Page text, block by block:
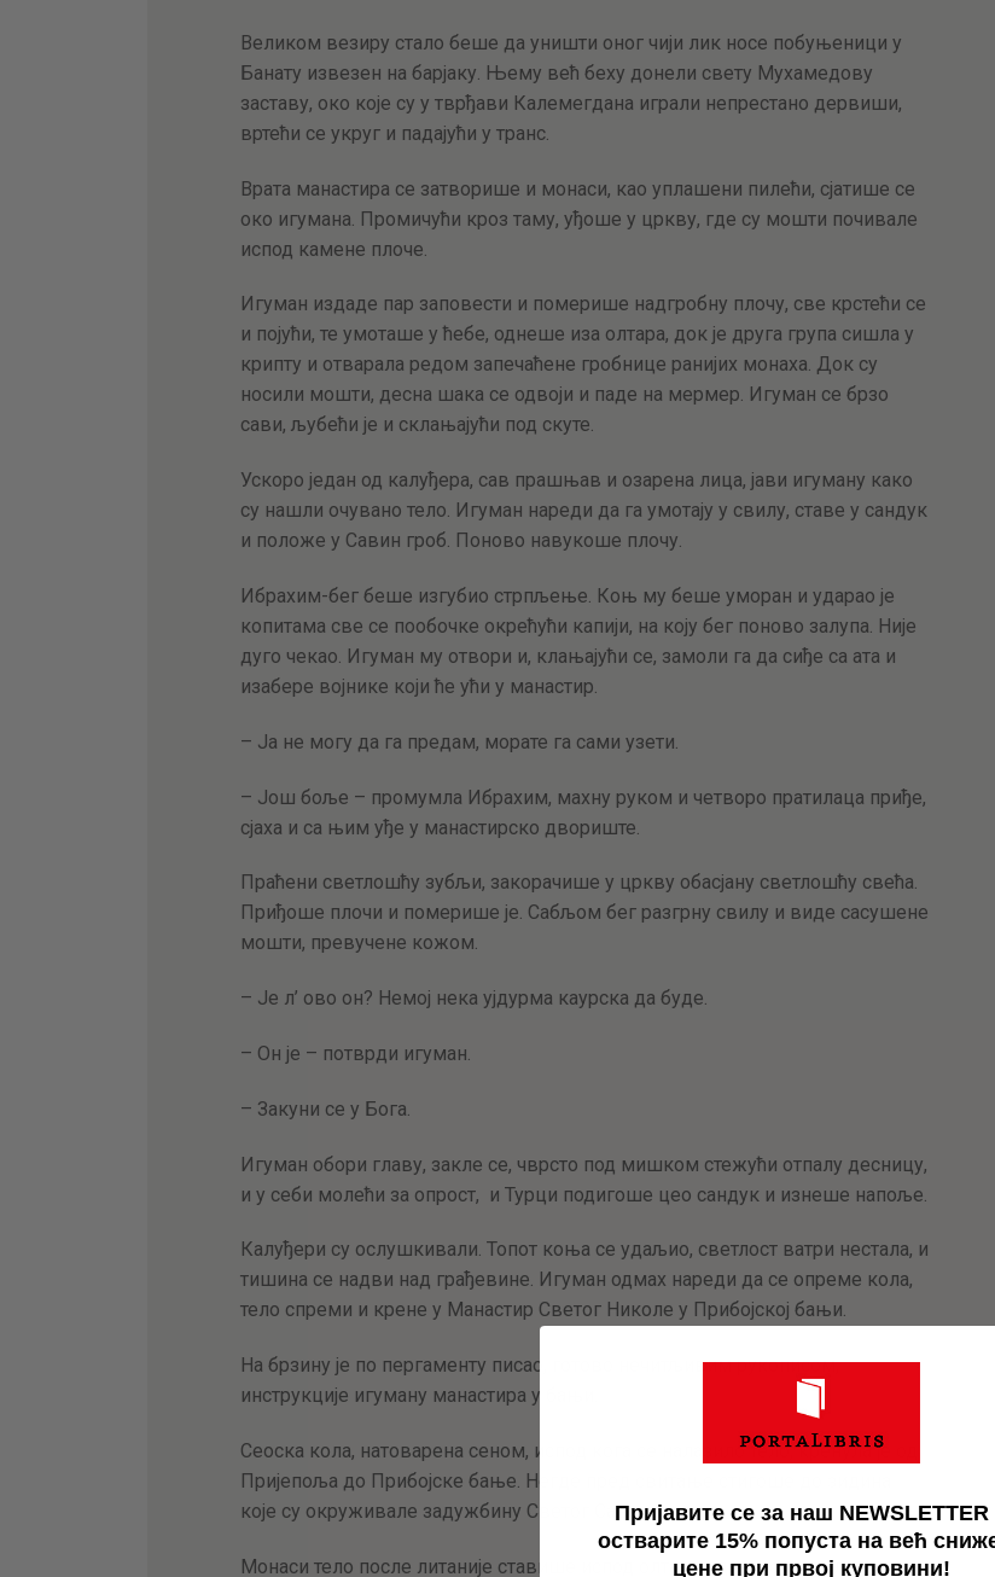
Великом везиру стало беше да уништи оног чији лик носе побуњеници у
Банату извезен на барјаку. Њему већ беху донели свету Мухамедoву
заставу, око које су у тврђави Калемегдана играли непрестано дервиши,
вртећи се укруг и падајући у транс.
Врата манастира се затворише и монаси, као уплашени пилећи, сјатише се
око игумана. Промичући кроз таму, уђоше у цркву, где су мошти почивале
испод камене плоче.
Игуман издаде пар заповести и померише надгробну плочу, све крстећи се
и појући, те умоташе у ћебе, однеше иза олтара, док је друга група сишла у
крипту и отварала редом запечаћене гробнице ранијих монаха. Док су
носили мошти, десна шака се одвоји и паде на мермер. Игуман се брзо
сави, љубећи је и склањајући под скуте.
Ускоро један од калуђера, сав прашњав и озарена лица, јави игуману како
су нашли очувано тело. Игуман нареди да га умотају у свилу, ставе у сандук
и положе у Савин гроб. Поново навукоше плочу.
Ибрахим-бег беше изгубио стрпљење. Коњ му беше уморан и ударао је
копитама све се пообочке окрећући капији, на коју бег поново залупа. Није
дуго чекао. Игуман му отвори и, клањајући се, замоли га да сиђе са ата и
изабере војнике који ће ући у манастир.
– Ја не могу да га предам, морате га сами узети.
– Још боље – промумла Ибрахим, махну руком и четворо пратилаца приђе,
сјаха и са њим уђе у манастирско двориште.
Праћени светлошћу зубљи, закорачише у цркву обасјану светлошћу свећа.
Приђоше плочи и померише је. Сабљом бег разгрну свилу и виде сасушене
мошти, превучене кожом.
– Је л’ ово он? Немој нека ујдурма каурска да буде.
– Он је – потврди игуман.
– Закуни се у Бога.
Игуман обори главу, закле се, чврсто под мишком стежући отпалу десницу,
и у себи молећи за опрост, и Турци подигоше цео сандук и изнеше напоље.
Калуђери су ослушкивали. Топот коња се удаљио, светлост ватри нестала, и
тишина се надви над грађевине. Игуман одмах нареди да се опреме кола,
тело спреми и крене у Манастир Светог Николе у Прибојској бањи.
На брзину је по пергаменту писао, готово нечитљивим рукописом,
инструкције игуману манастира у бањи.
Сеоска кола, натоварена сеном, испод кога се налазило тело, кренула је од
Пријепоља до Прибојске бање. Негде пред свитање стигоше до зидина
које су окруживале задужбину Светог Саве.
Монаси тело послe литаније ставише испод олтара, где се скривало
Пријавите се за наш NEWSLETTER
остварите 15% попуста на већ
цене при првој куповини!